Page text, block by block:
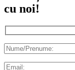
cu noi!